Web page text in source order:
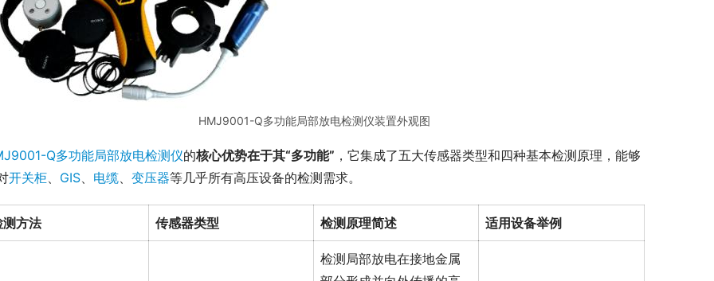
HMJ9001-Q多功能局部放电检测仪装置外观图
Q多功能局部放电检测仪的核心优势在于其“多功能” ，它集成了五大传感器类型和四种基本检测原理，能够
开关柜、 GIS、 电缆、 变压器等几乎所有高压设备的检测需求。
测方法 传感器类型 检测原理简述 适用设备举例
检测局部放电在接地金属